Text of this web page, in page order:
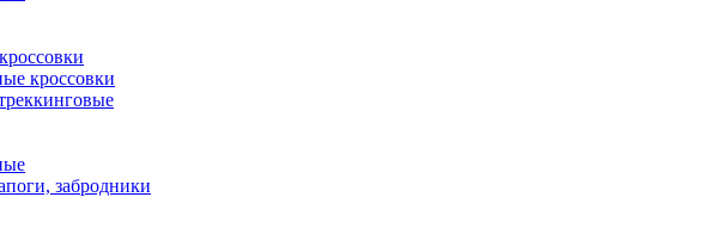
кроссовки
забродники